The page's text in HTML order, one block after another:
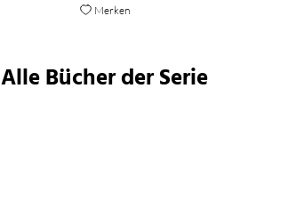
Merken
Alle Bücher der Serie